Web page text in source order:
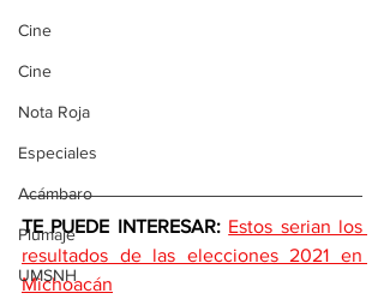
Cine
Cine
Nota Roja
Especiales
Acámbaro
Plumaje
UMSNH
TE PUEDE INTERESAR: Estos serian los
resultados de las elecciones 2021 en
Michoacán